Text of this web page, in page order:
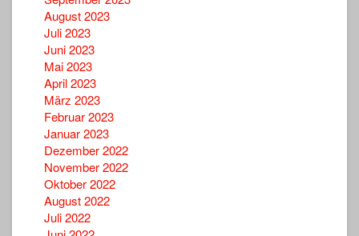
August 2023
Juli 2023
Juni 2023
Mai 2023
April 2023
März 2023
Februar 2023
Januar 2023
Dezember 2022
November 2022
Oktober 2022
August 2022
Juli 2022